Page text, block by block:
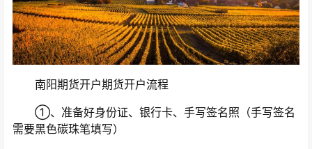
南阳期货开户期货开户流程
①、准备好身份证、银行卡、手写签名照（手写签名
需要黑色碳珠笔填写）